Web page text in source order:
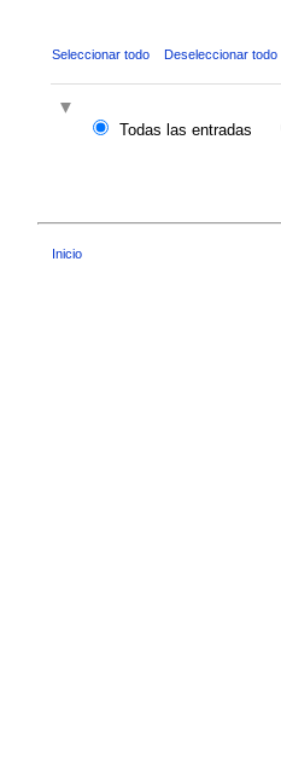
Seleccionar todo Deseleccionar todo
Todas las entradas
Inicio